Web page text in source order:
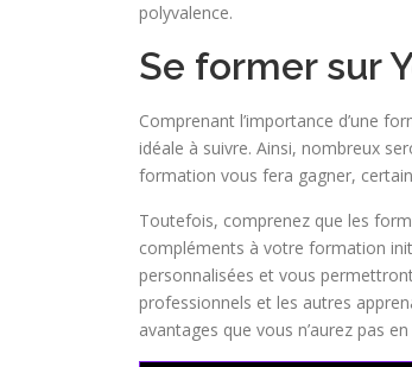
polyvalence.
Se former sur
Comprenant l’importance d’une
idéale à suivre. Ainsi, nombreux
formation vous fera gagner,
Toutefois, comprenez que les
compléments à votre formation
personnalisées et vous
professionnels et les autres
avantages que vous n’aurez pas